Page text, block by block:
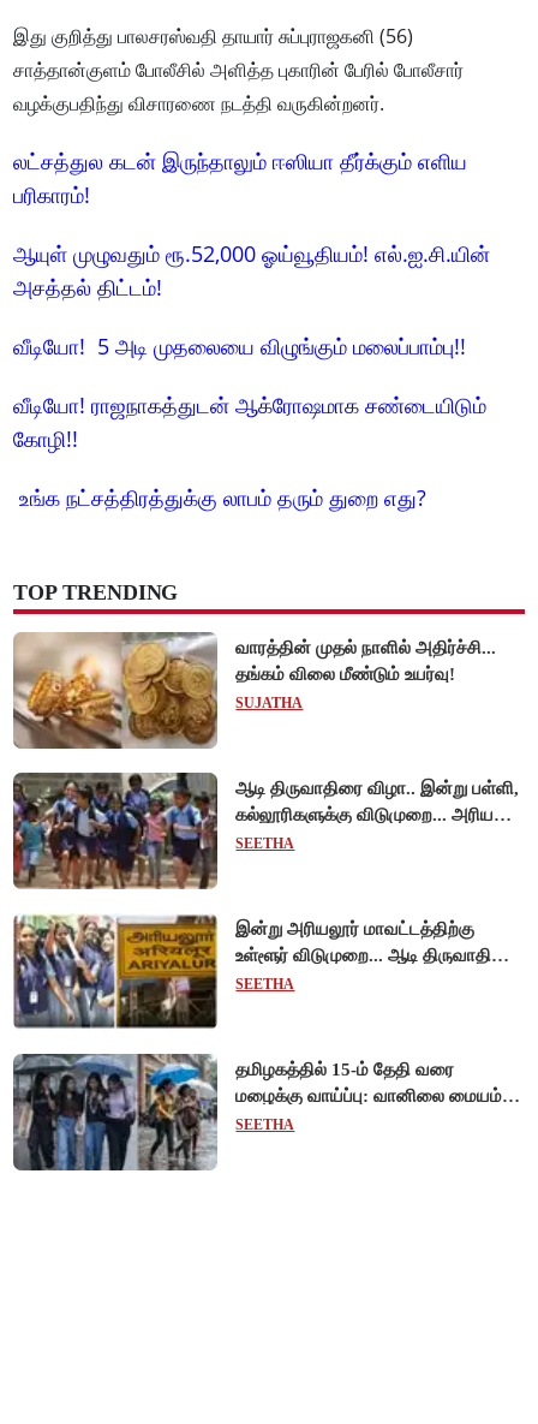
இது குறித்து பாலசரஸ்வதி தாயார் சுப்புராஜகனி (56)
சாத்தான்குளம் போலீசில் அளித்த புகாரின் பேரில் போலீசார்
வழக்குபதிந்து விசாரணை நடத்தி வருகின்றனர்.
லட்சத்துல கடன் இருந்தாலும் ஈஸியா தீர்க்கும் எளிய
பரிகாரம்!
ஆயுள் முழுவதும் ரூ.52,000 ஓய்வூதியம்! எல்.ஐ.சி.யின்
அசத்தல் திட்டம்!
வீடியோ! 5 அடி முதலையை விழுங்கும் மலைப்பாம்பு!!
வீடியோ! ராஜநாகத்துடன் ஆக்ரோஷமாக சண்டையிடும்
கோழி!!
உங்க நட்சத்திரத்துக்கு லாபம் தரும் துறை எது?
TOP TRENDING
வாரத்தின் முதல் நாளில் அதிர்ச்சி...
தங்கம் விலை மீண்டும் உயர்வு!
SUJATHA
ஆடி திருவாதிரை விழா.. இன்று பள்ளி,
கல்லூரிகளுக்கு விடுமுறை... அரியலூர்
மாவட்ட ஆட்சியர் உத்தரவு!
SEETHA
இன்று அரியலூர் மாவட்டத்திற்கு
உள்ளூர் விடுமுறை... ஆடி திருவாதிரை
கொண்டாட்டம்!
SEETHA
தமிழகத்தில் 15-ம் தேதி வரை
மழைக்கு வாய்ப்பு: வானிலை மையம்
அறிவிப்பு!
SEETHA